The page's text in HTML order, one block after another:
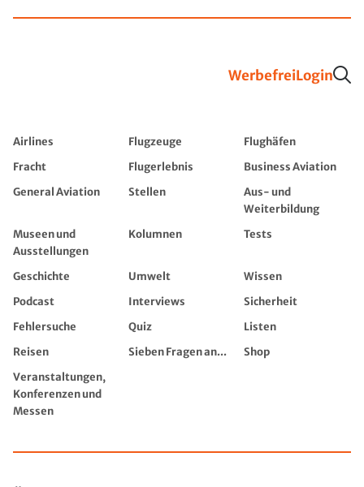
WerbefreiLogin
Airlines Flugzeuge
Flughäfen
Fracht
Flugerlebnis
Business Aviation
General Aviation
Stellen
Aus- und
Weiterbildung
Museen und
Ausstellungen
Kolumnen Tests
Geschichte Umwelt
Wissen
Podcast
Interviews
Sicherheit
Fehlersuche
Quiz
Listen
Reisen
Sieben Fragen an...
Shop
Veranstaltungen,
Konferenzen und
Messen